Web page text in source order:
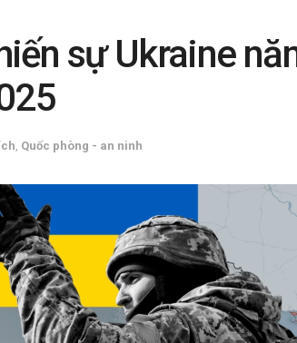
sự Ukraine
Quốc phòng - an ninh